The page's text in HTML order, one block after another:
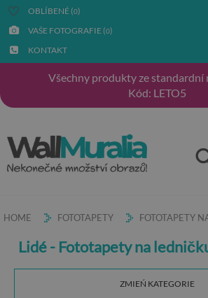
OBLÍBENÉ (0)
VAŠE FOTOGRAFIE (0)
KONTAKT
Všechny produkty ze standardní
Kód: LETO5
HOME FOTOTAPETY FOTOTAPETY
Lidé - Fototapety na
ZMIEŃ KATEGORIE